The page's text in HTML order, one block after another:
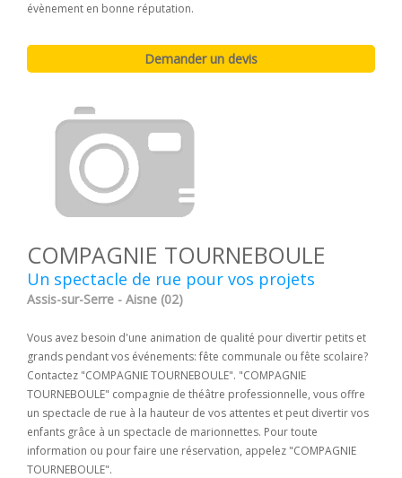
évènement en bonne réputation.
COMPAGNIE TOURNEBOULE
Un spectacle de rue pour vos projets
Assis-sur-Serre - Aisne (02)
Vous avez besoin d'une animation de qualité pour divertir petits et
grands pendant vos événements: fête communale ou fête scolaire?
Contactez "COMPAGNIE TOURNEBOULE". "COMPAGNIE
TOURNEBOULE" compagnie de théâtre professionnelle, vous offre
un spectacle de rue à la hauteur de vos attentes et peut divertir vos
enfants grâce à un spectacle de marionnettes. Pour toute
information ou pour faire une réservation, appelez "COMPAGNIE
TOURNEBOULE".